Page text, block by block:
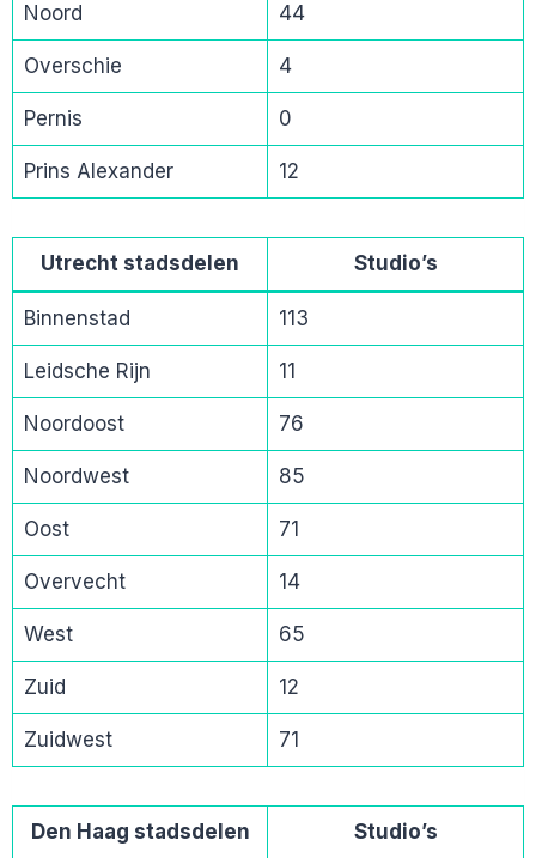
Noord 44
Overschie 4
Pernis 0
Prins Alexander 12
Utrecht stadsdelen Studio’s
Binnenstad 113
Leidsche Rijn 11
Noordoost 76
Noordwest 85
Oost 71
Overvecht 14
West 65
Zuid 12
Zuidwest 71
Den Haag stadsdelen Studio’s